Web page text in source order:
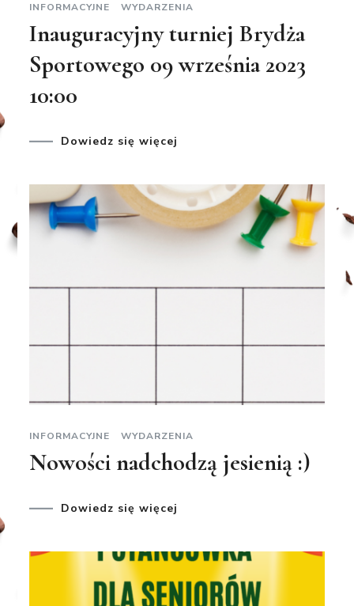
INFORMACYJNE WYDARZENIA
Inauguracyjny turniej Brydża
Sportowego 09 września 2023
10:00
Dowiedz się więcej
INFORMACYJNE WYDARZENIA
Nowości nadchodzą jesienią :)
Dowiedz się więcej